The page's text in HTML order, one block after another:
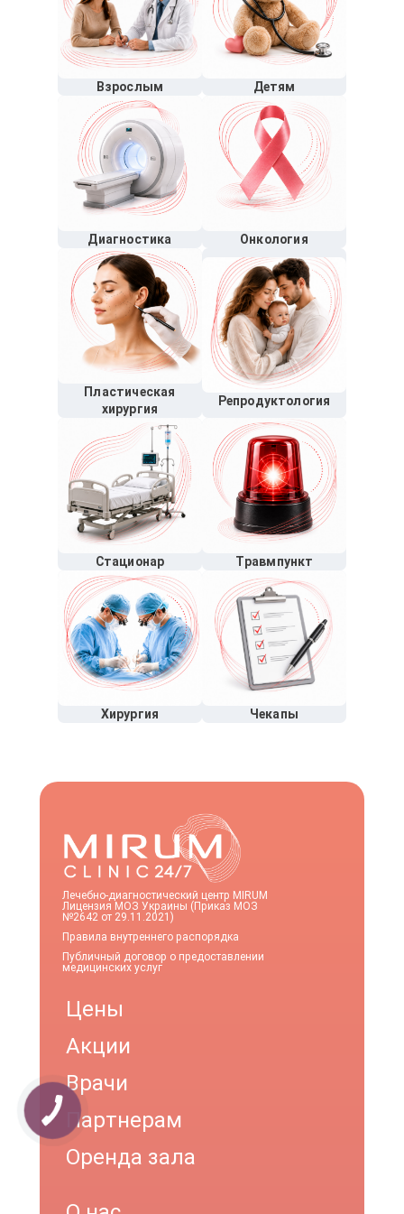
Взрослым Детям
Диагностика Онкология
Пластическая
хирургия
Репродуктология
Стационар Травмпункт
Хирургия Чекапы
Лечебно-диагностический центр MIRUM
Лицензия МОЗ Украины (Приказ МОЗ
№2642 от 29.11.2021)
Правила внутреннего распорядка
Публичный договор о предоставлении
медицинских услуг
Цены
Акции
Врачи
Партнерам
Оренда зала